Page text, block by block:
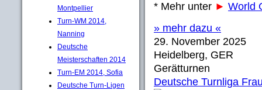
Montpellier
Turn-WM 2014,
Nanning
Deutsche
Meisterschaften 2014
Turn-EM 2014, Sofia
Deutsche Turn-Ligen
* Mehr unter ► World
» mehr dazu «
29. November 2025
Heidelberg, GER
Gerätturnen
Deutsche Turnliga